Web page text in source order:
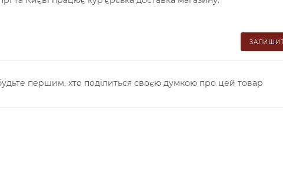
першим, хто поділиться своєю думкою про цей товар